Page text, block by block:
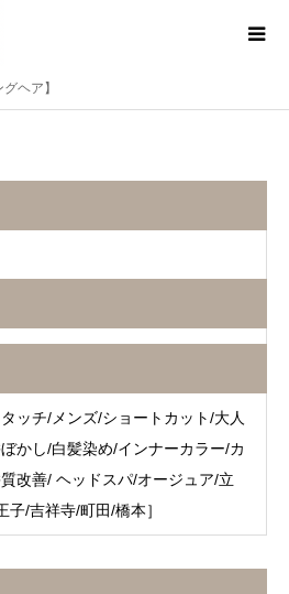
グヘア】
ッチ/メンズ/ショートカット/大人
かし/白髪染め/インナーカラー/カ
改善/ ヘッドスパ/オージュア/立
子/吉祥寺/町田/橋本］